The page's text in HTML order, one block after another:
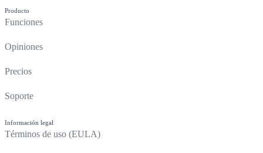
Producto
Funciones
Opiniones
Precios
Soporte
Información legal
Términos de uso (EULA)